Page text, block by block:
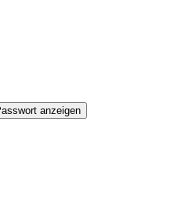
anzeigen